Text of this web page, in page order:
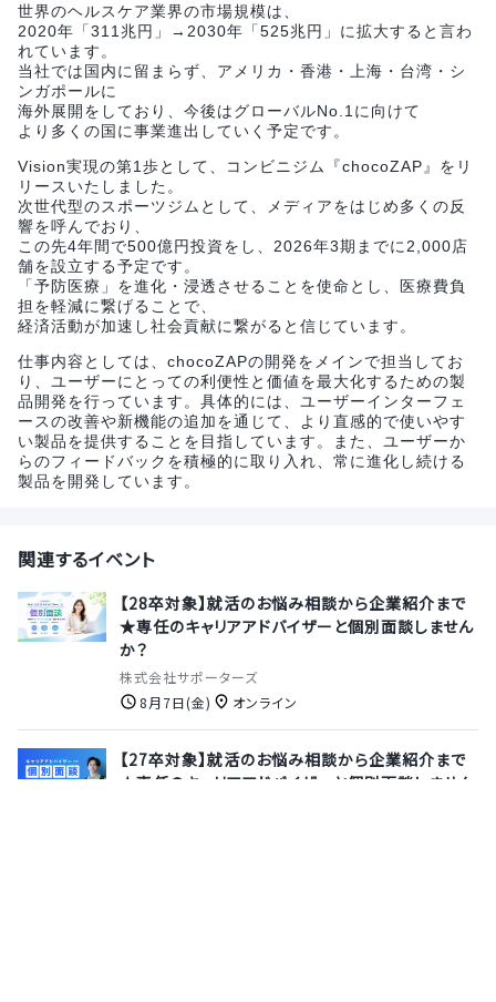
世界のヘルスケア業界の市場規模は、
2020年「311兆円」→2030年「525兆円」に拡大すると言わ
れています。
当社では国内に留まらず、アメリカ・香港・上海・台湾・シ
ンガポールに
海外展開をしており、今後はグローバルNo.1に向けて
より多くの国に事業進出していく予定です。
Vision実現の第1歩として、コンビニジム『chocoZAP』をリ
リースいたしました。
次世代型のスポーツジムとして、メディアをはじめ多くの反
響を呼んでおり、
この先4年間で500億円投資をし、2026年3期までに2,000店
舗を設立する予定です。
「予防医療」を進化・浸透させることを使命とし、医療費負
担を軽減に繋げることで、
経済活動が加速し社会貢献に繋がると信じています。
仕事内容としては、chocoZAPの開発をメインで担当してお
り、ユーザーにとっての利便性と価値を最大化するための製
品開発を行っています。具体的には、ユーザーインターフェ
ースの改善や新機能の追加を通じて、より直感的で使いやす
い製品を提供することを目指しています。また、ユーザーか
らのフィードバックを積極的に取り入れ、常に進化し続ける
製品を開発しています。
関連するイベント
【28卒対象】就活のお悩み相談から企業紹介まで
★専任のキャリアアドバイザーと個別面談しません
か？
株式会社サポーターズ
8月7日(金)
オンライン
【27卒対象】就活のお悩み相談から企業紹介まで
★専任のキャリアアドバイザーと個別面談しません